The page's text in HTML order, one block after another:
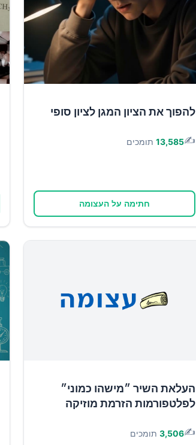
להפוך את הציון המגן לציון סופי
✍️
13,585 תומכים
חתימה על העצומה
העלאת השיר ״מישהו כמוני״
לפלטפורמות הזרמת מוזיקה
✍️
3,506 תומכים